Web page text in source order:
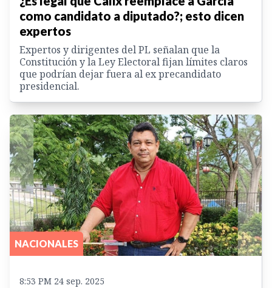
como candidato a diputado?; esto dicen
expertos
Expertos y dirigentes del PL señalan que la
Constitución y la Ley Electoral fijan límites claros
que podrían dejar fuera al ex precandidato
presidencial.
NACIONALES
8:53 PM 24 sep. 2025